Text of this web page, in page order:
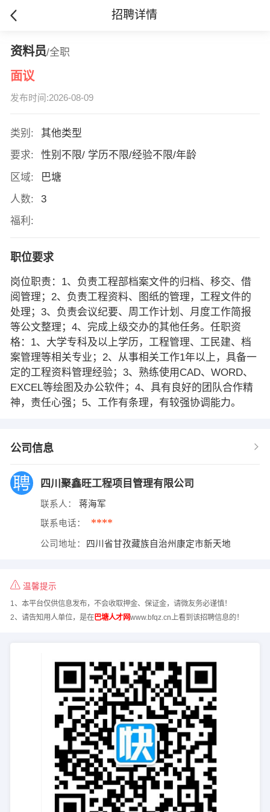
招聘详情
资料员/全职
面议
发布时间:2026-08-09
类别:
其他类型
要求:
性别不限/ 学历不限/经验不限/年龄
区域:
巴塘
人数:
3
福利:
职位要求
岗位职责：1、负责工程部档案文件的归档、移交、借
阅管理；2、负责工程资料、图纸的管理，工程文件的
处理；3、负责会议纪要、周工作计划、月度工作简报
等公文整理；4、完成上级交办的其他任务。任职资
格：1、大学专科及以上学历，工程管理、工民建、档
案管理等相关专业；2、从事相关工作1年以上，具备一
定的工程资料管理经验；3、熟练使用CAD、WORD、
EXCEL等绘图及办公软件；4、具有良好的团队合作精
神，责任心强；5、工作有条理，有较强协调能力。
公司信息
四川聚鑫旺工程项目管理有限公司
联系人： 蒋海军
联系电话： ****
公司地址： 四川省甘孜藏族自治州康定市新天地
温馨提示
1、本平台仅供信息发布，不会收取押金、保证金，请微友务必谨慎！
2、请告知用人单位，是在巴塘人才网www.bfqz.cn上看到该招聘信息的！